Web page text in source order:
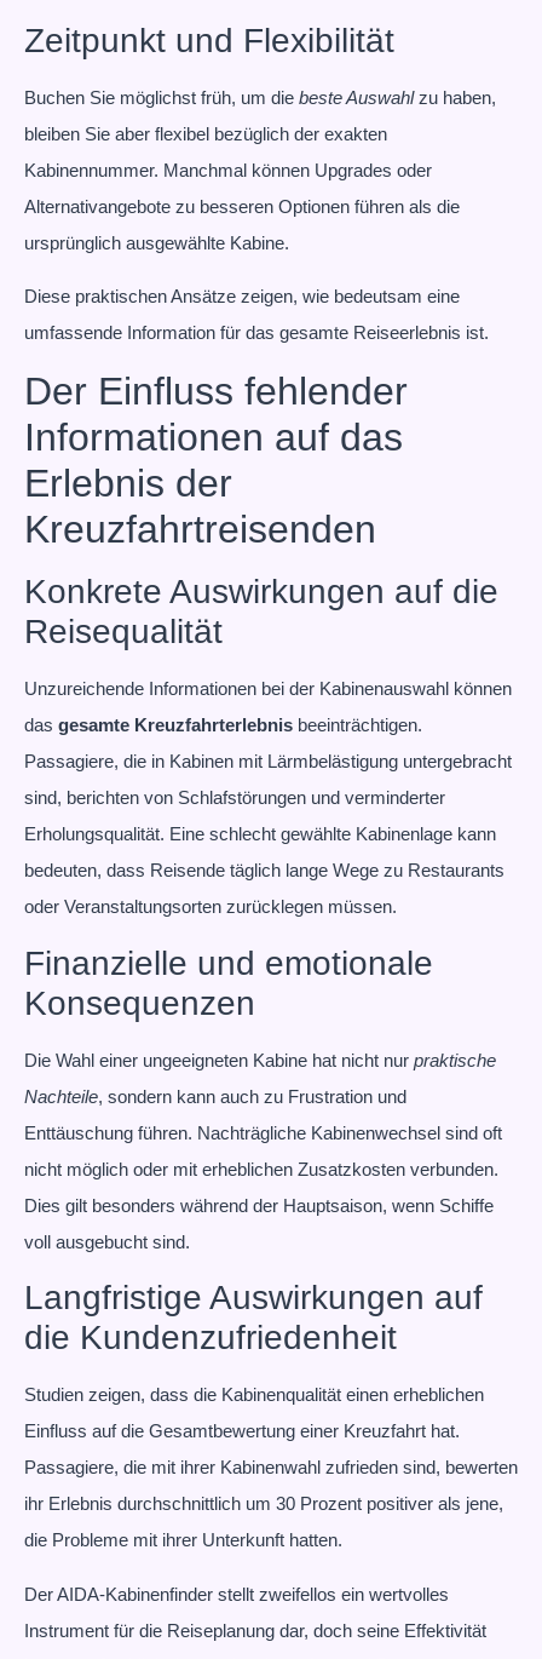
Zeitpunkt und Flexibilität
Buchen Sie möglichst früh, um die beste Auswahlzu haben,
bleiben Sie aber flexibel bezüglich der exakten
Kabinennummer. Manchmal können Upgrades oder
Alternativangebote zu besseren Optionen führen als die
ursprünglich ausgewählte Kabine.
Diese praktischen Ansätze zeigen, wie bedeutsam eine
umfassende Information für das gesamte Reiseerlebnis ist.
Der Einfluss fehlender
Informationen auf das
Erlebnis der
Kreuzfahrtreisenden
Konkrete Auswirkungen auf die
Reisequalität
Unzureichende Informationen bei der Kabinenauswahl können
das gesamte Kreuzfahrterlebnis beeinträchtigen.
Passagiere, die in Kabinen mit Lärmbelästigung untergebracht
sind, berichten von Schlafstörungen und verminderter
Erholungsqualität. Eine schlecht gewählte Kabinenlage kann
bedeuten, dass Reisende täglich lange Wege zu Restaurants
oder Veranstaltungsorten zurücklegen müssen.
Finanzielle und emotionale
Konsequenzen
Die Wahl einer ungeeigneten Kabine hat nicht nur praktische
Nachteile, sondern kann auch zu Frustration und
Enttäuschung führen. Nachträgliche Kabinenwechsel sind oft
nicht möglich oder mit erheblichen Zusatzkosten verbunden.
Dies gilt besonders während der Hauptsaison, wenn Schiffe
voll ausgebucht sind.
Langfristige Auswirkungen auf
die Kundenzufriedenheit
Studien zeigen, dass die Kabinenqualität einen erheblichen
Einfluss auf die Gesamtbewertung einer Kreuzfahrt hat.
Passagiere, die mit ihrer Kabinenwahl zufrieden sind, bewerten
ihr Erlebnis durchschnittlich um 30 Prozent positiver als jene,
die Probleme mit ihrer Unterkunft hatten.
Der AIDA-Kabinenfinder stellt zweifellos ein wertvolles
Instrument für die Reiseplanung dar, doch seine Effektivität